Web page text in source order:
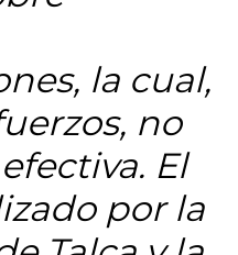
la cual,
no
El
por la